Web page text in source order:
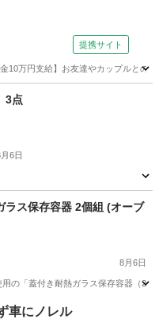
提携サイト
10万円支給】お友達やカップルと
3点
6日
いします
ラス保存容器 2個組 (オーブ
8月6日
の「蓋付き耐熱ガラス保存容器（2
車にノレル